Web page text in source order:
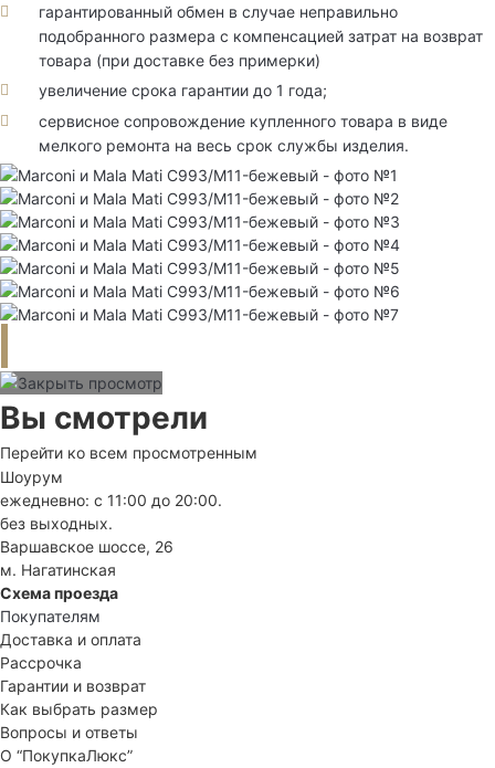
гарантированный обмен в случае неправильно
подобранного размера с компенсацией затрат на возврат
товара (при доставке без примерки)
увеличение срока гарантии до 1 года;
сервисное сопровождение купленного товара в виде
мелкого ремонта на весь срок службы изделия.
Вы смотрели
Перейти ко всем просмотренным
Шоурум
ежедневно: с 11:00 до 20:00.
без выходных.
Варшавское шоссе, 26
м. Нагатинская
Схема проезда
Покупателям
Доставка и оплата
Рассрочка
Гарантии и возврат
Как выбрать размер
Вопросы и ответы
О “ПокупкаЛюкс”